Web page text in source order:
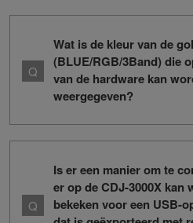
Wat is de kleur van de
(BLUE/RGB/3Band) die
van de hardware kan
weergegeven?
Is er een manier om te
er op de CDJ-3000X kan
bekeken voor een USB-